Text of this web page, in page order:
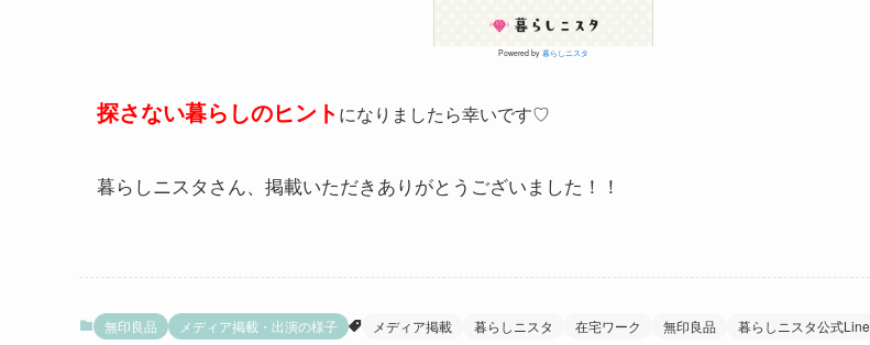
Powered by 暮らしニスタ
探さない暮らしのヒントになりましたら幸いです♡
暮らしニスタさん、掲載いただきありがとうございました！！
無印良品 メディア掲載・出演の様子 メディア掲載 暮らしニスタ 在宅ワーク 無印良品 暮らしニスタ公式Line